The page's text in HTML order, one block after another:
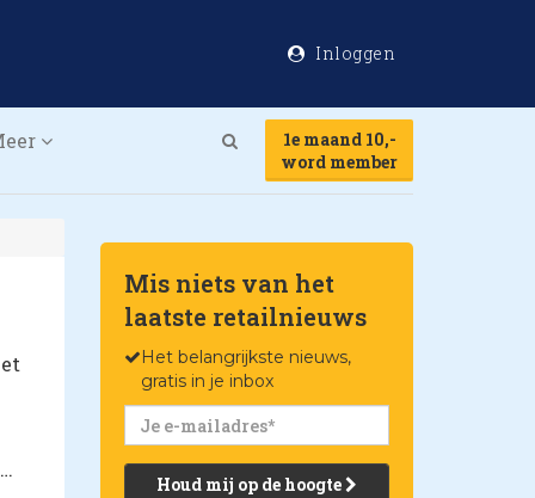
Inloggen
1e maand 10,-
word member
Mis niets van het
laatste retailnieuws
Het belangrijkste nieuws,
gratis in je inbox
Houd mij op de hoogte